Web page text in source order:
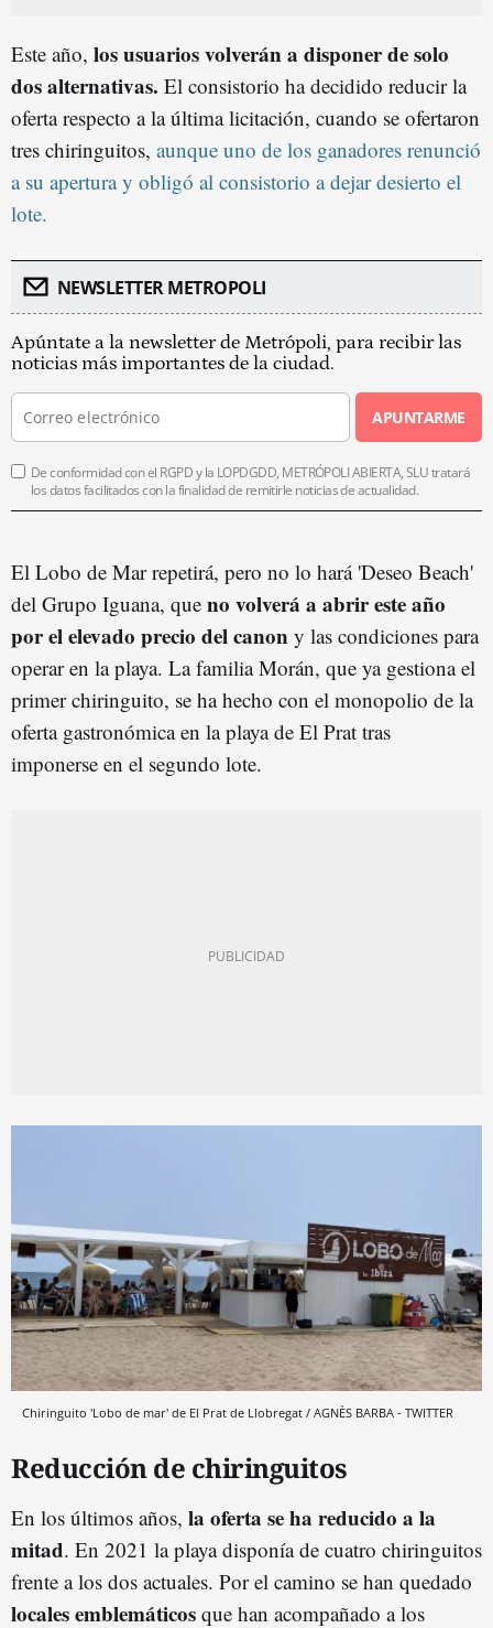
Este año, los usuarios volverán a disponer de solo
dos alternativas. El consistorio ha decidido reducir la
oferta respecto a la última licitación, cuando se ofertaron
tres chiringuitos, aunque uno de los ganadores renunció
a su apertura y obligó al consistorio a dejar desierto el
lote.
NEWSLETTER METROPOLI
Apúntate a la newsletter de Metrópoli, para recibir las
noticias más importantes de la ciudad.
APUNTARME
De conformidad con el RGPD y la LOPDGDD, METRÓPOLI ABIERTA, SLU tratará
los datos facilitados con la finalidad de remitirle noticias de actualidad.
El Lobo de Mar repetirá, pero no lo hará 'Deseo Beach'
del Grupo Iguana, que no volverá a abrir este año
por el elevado precio del canon y las condiciones para
operar en la playa. La familia Morán, que ya gestiona el
primer chiringuito, se ha hecho con el monopolio de la
oferta gastronómica en la playa de El Prat tras
imponerse en el segundo lote.
Chiringuito 'Lobo de mar' de El Prat de Llobregat / AGNÈS BARBA - TWITTER
Reducción de chiringuitos
En los últimos años, la oferta se ha reducido a la
mitad. En 2021 la playa disponía de cuatro chiringuitos
frente a los dos actuales. Por el camino se han quedado
locales emblemáticos que han acompañado a los